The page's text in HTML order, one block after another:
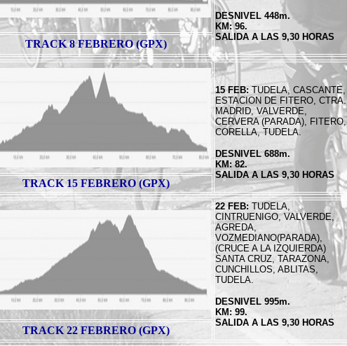
DESNIVEL 448m.
KM: 96.
SALIDA A LAS 9,30 HORAS
TRACK 8 FEBRERO (GPX)
15 FEB:TUDELA, CASCANTE,
ESTACION DE FITERO, CTRA.
MADRID, VALVERDE,
CERVERA (PARADA), FITERO,
CORELLA, TUDELA.
DESNIVEL 688m.
KM: 82.
SALIDA A LAS 9,30 HORAS
TRACK 15 FEBRERO (GPX)
22 FEB:TUDELA,
CINTRUENIGO, VALVERDE,
AGREDA,
VOZMEDIANO(PARADA),
(CRUCE A LA IZQUIERDA)
SANTA CRUZ, TARAZONA,
CUNCHILLOS, ABLITAS,
TUDELA.
DESNIVEL 995m.
KM: 99.
SALIDA A LAS 9,30 HORAS
TRACK 22 FEBRERO (GPX)